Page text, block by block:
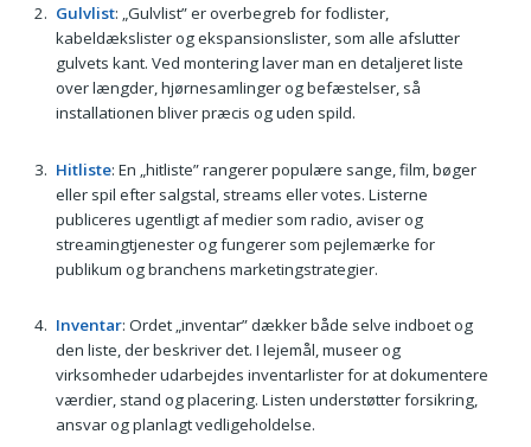
Gulvlist: „Gulvlist” er overbegreb for fodlister,
kabeldækslister og ekspansionslister, som alle afslutter
gulvets kant. Ved montering laver man en detaljeret liste
over længder, hjørnesamlinger og befæstelser, så
installationen bliver præcis og uden spild.
Hitliste: En „hitliste” rangerer populære sange, film, bøger
eller spil efter salgstal, streams eller votes. Listerne
publiceres ugentligt af medier som radio, aviser og
streamingtjenester og fungerer som pejlemærke for
publikum og branchens marketingstrategier.
Inventar: Ordet „inventar” dækker både selve indboet og
den liste, der beskriver det. I lejemål, museer og
virksomheder udarbejdes inventarlister for at dokumentere
værdier, stand og placering. Listen understøtter forsikring,
ansvar og planlagt vedligeholdelse.